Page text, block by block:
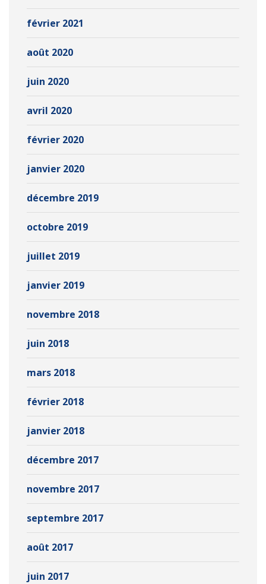
février 2021
août 2020
juin 2020
avril 2020
février 2020
janvier 2020
décembre 2019
octobre 2019
juillet 2019
janvier 2019
novembre 2018
juin 2018
mars 2018
février 2018
janvier 2018
décembre 2017
novembre 2017
septembre 2017
août 2017
juin 2017